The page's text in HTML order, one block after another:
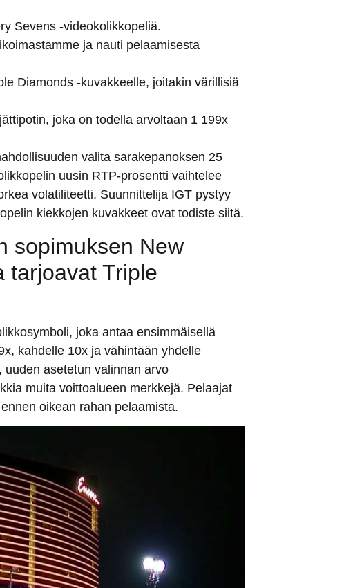
Sevens -videokolikkopeliä.
ja nauti pelaamisesta
Diamonds -kuvakkeelle, joitakin värillisiä
joka on todella arvoltaan 1 199x
valita sarakepanoksen 25
uusin RTP-prosentti vaihtelee
volatiliteetti. Suunnittelija IGT pystyy
kiekkojen kuvakkeet ovat todiste siitä.
sopimuksen New
tarjoavat Triple
joka antaa ensimmäisellä
kahdelle 10x ja vähintään yhdelle
asetetun valinnan arvo
muita voittoalueen merkkejä. Pelaajat
oikean rahan pelaamista.